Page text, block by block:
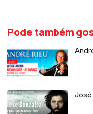
Pode também
José